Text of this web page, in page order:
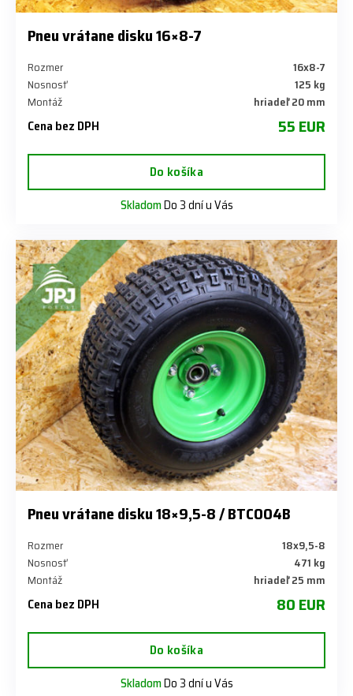
Pneu vrátane disku 16×8-7
Rozmer
16x8-7
Nosnosť
125 kg
Montáž
hriadeľ 20 mm
Cena bez DPH 55 EUR
Do košíka
SkladomDo 3 dní u Vás
Pneu vrátane disku 18×9,5-8 / BTC004B
Rozmer
18x9,5-8
Nosnosť
471 kg
Montáž
hriadeľ 25 mm
Cena bez DPH 80 EUR
Do košíka
SkladomDo 3 dní u Vás